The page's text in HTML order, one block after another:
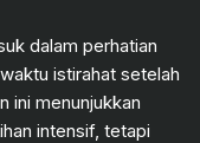
dalam perhatian
istirahat setelah
ini menunjukkan
intensif, tetapi